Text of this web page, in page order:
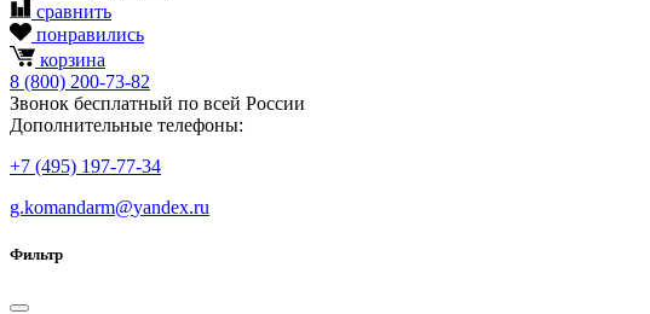
сравнить
понравились
корзина
8 (800) 200-73-82
Звонок бесплатный по всей России
Дополнительные телефоны:
+7 (495) 197-77-34
g.komandarm@yandex.ru
Фильтр